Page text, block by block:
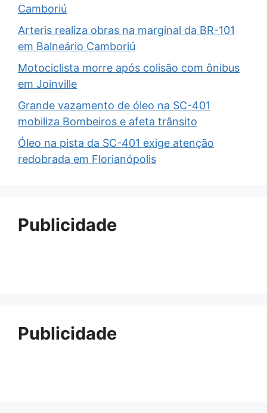
Camboriú
Arteris realiza obras na marginal da BR-101
em Balneário Camboriú
Motociclista morre após colisão com ônibus
em Joinville
Grande vazamento de óleo na SC-401
mobiliza Bombeiros e afeta trânsito
Óleo na pista da SC-401 exige atenção
redobrada em Florianópolis
Publicidade
Publicidade